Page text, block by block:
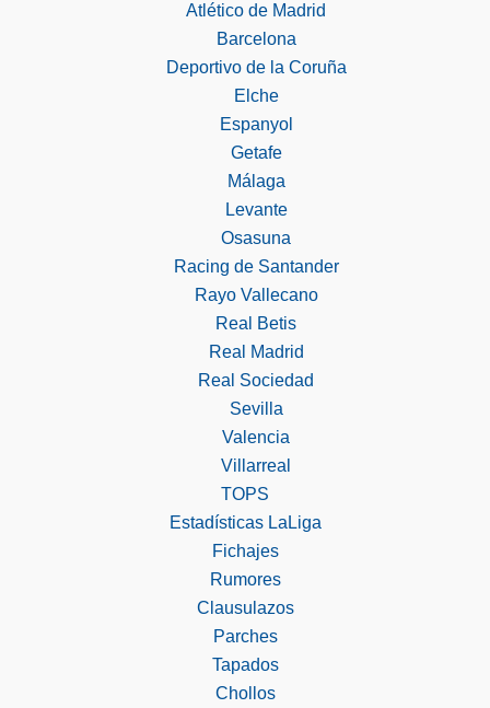
Atlético de Madrid
Barcelona
Deportivo de la Coruña
Elche
Espanyol
Getafe
Málaga
Levante
Osasuna
Racing de Santander
Rayo Vallecano
Real Betis
Real Madrid
Real Sociedad
Sevilla
Valencia
Villarreal
TOPS
Estadísticas LaLiga
Fichajes
Rumores
Clausulazos
Parches
Tapados
Chollos